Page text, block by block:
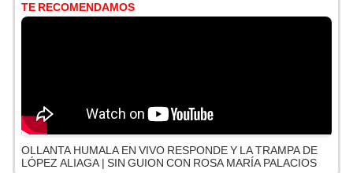
TE RECOMENDAMOS
OLLANTA HUMALA EN VIVO RESPONDE Y LA TRAMPA DE
LÓPEZ ALIAGA | SIN GUION CON ROSA MARÍA PALACIOS